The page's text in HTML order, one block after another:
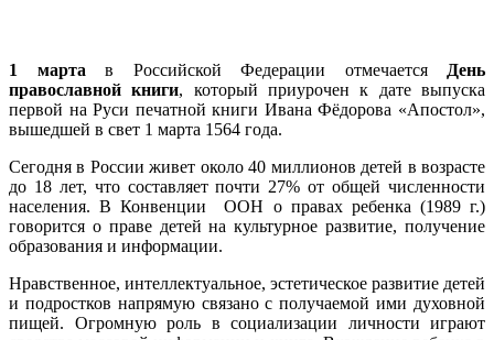
1 марта в Российской Федерации отмечается
День
православной книги, который приурочен к дате выпуска
первой на Руси печатной книги Ивана Фёдорова «Апостол»,
вышедшей в свет 1 марта 1564 года.
Сегодня в России живет около 40 миллионов детей в возрасте
до 18 лет, что составляет почти 27% от общей численности
населения. В Конвенции ООН о правах ребенка (1989 г.)
говорится о праве детей на культурное развитие, получение
образования и информации.
Нравственное, интеллектуальное, эстетическое развитие детей
и подростков напрямую связано с получаемой ими духовной
пищей. Огромную роль в социализации личности играют